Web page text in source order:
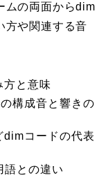
ムの両面からdim
方や関連する音
と意味
構成音と響きの
dimコードの代表
との違い